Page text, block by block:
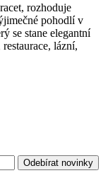
rozhoduje
pohodlí v
se stane elegantní
lázní,